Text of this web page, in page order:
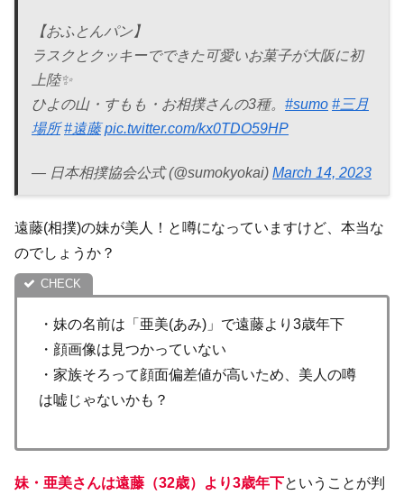
【おふとんパン】
ラスクとクッキーでできた可愛いお菓子が大阪に初
上陸✨
ひよの山・すもも・お相撲さんの3種。 #sumo #三月
場所 #遠藤 pic.twitter.com/kx0TDO59HP
— 日本相撲協会公式 (@sumokyokai) March 14, 2023
遠藤(相撲)の妹が美人！と噂になっていますけど、本当な
のでしょうか？
・妹の名前は「亜美(あみ)」で遠藤より3歳年下
・顔画像は見つかっていない
・家族そろって顔面偏差値が高いため、美人の噂
は嘘じゃないかも？
妹・亜美さんは遠藤（32歳）より3歳年下ということが判